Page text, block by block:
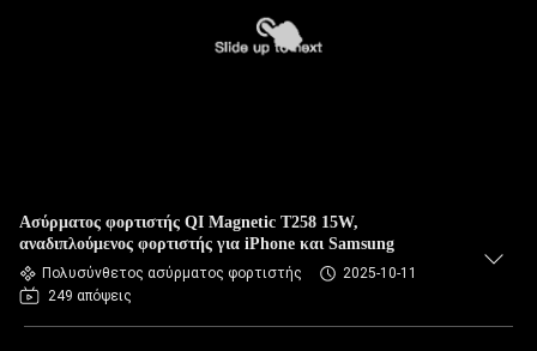
Ασύρματος φορτιστής QI Magnetic T258 15W,
αναδιπλούμενος φορτιστής για iPhone και Samsung
Πολυσύνθετος ασύρματος φορτιστής
2025-10-11
249 απόψεις